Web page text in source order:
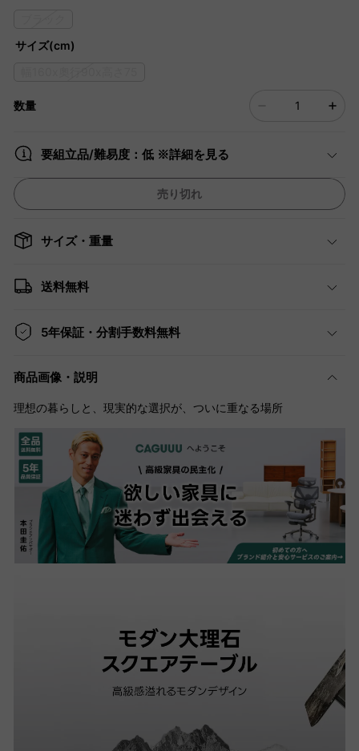
サイズ(cm)
数量
要組立品/難易度：低 ※詳細を見る
売り切れ
サイズ・重量
送料無料
5年保証・分割手数料無料
商品画像・説明
理想の暮らしと、現実的な選択が、ついに重なる場所